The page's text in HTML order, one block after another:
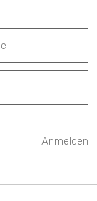
Anmelden